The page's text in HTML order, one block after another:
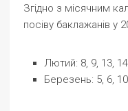
Згідно з місячним
посіву баклажанів у
Лютий: 8, 9, 13,
Березень: 5, 6,